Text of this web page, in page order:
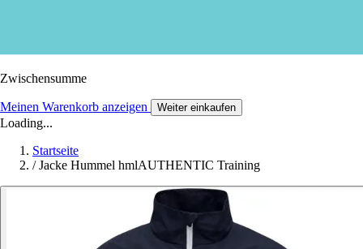
Zwischensumme
Meinen Warenkorb anzeigen Weiter einkaufen
Loading...
Startseite
/ Jacke Hummel hmlAUTHENTIC Training